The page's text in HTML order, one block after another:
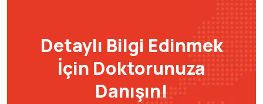
Detaylı Bilgi Edinmek
İçin Doktorunuza
Danışın!